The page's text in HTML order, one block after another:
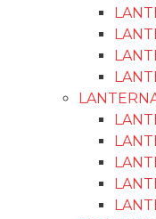
SIRENES
MONITOR
SUPER